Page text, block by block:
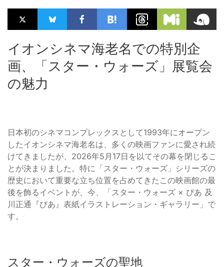
イオンシネマ海老名での特別企
画、「スター・ウォーズ」展覧会
の魅力
日本初のシネマコンプレックスとして1993年にオープン
したイオンシネマ海老名は、多くの映画ファンに愛され続
けてきましたが、2026年5月17日を以てその幕を閉じるこ
とが決まりました。特に「スター・ウォーズ」シリーズの
歴史において重要な立ち位置を占めてきたこの映画館の最
後を飾るイベントが、今、「スター・ウォーズ × ぴあ 及
川正通『ぴあ』表紙イラストレーション・ギャラリー」で
す。
スター・ウォーズの聖地